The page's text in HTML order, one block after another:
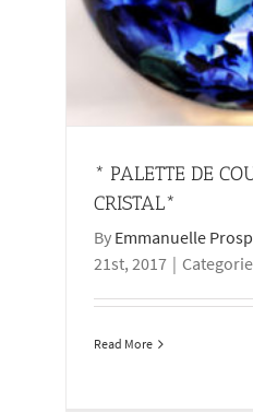
* PALETTE DE
CRISTAL*
By Emmanuelle
21st, 2017 |
Read More